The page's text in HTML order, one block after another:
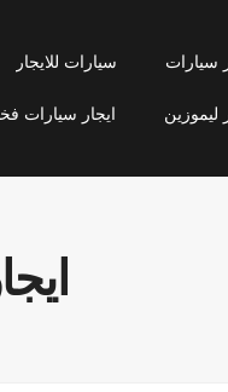
سيارات سيارات للايجار
ليموزين ايجار سيارات